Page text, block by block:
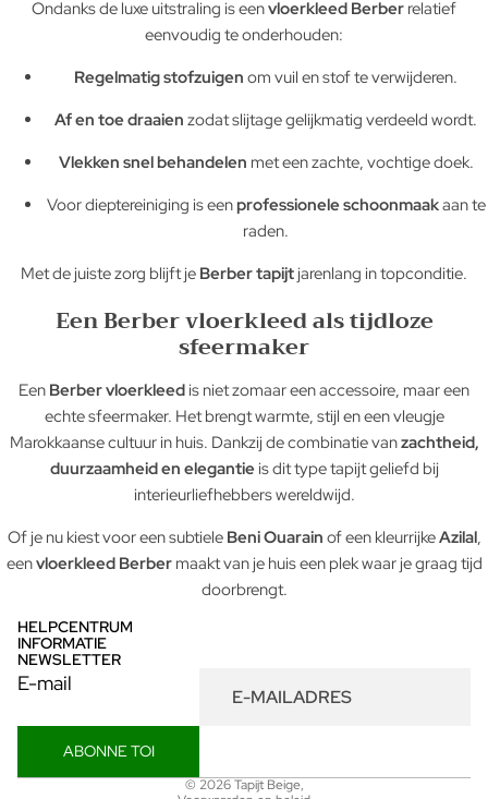
Ondanks de luxe uitstraling is eenvloerkleed Berber relatief
eenvoudig te onderhouden:
Regelmatig stofzuigen om vuil en stof te verwijderen.
Af en toe draaien zodat slijtage gelijkmatig verdeeld wordt.
Vlekken snel behandelen met een zachte, vochtige doek.
Voor dieptereiniging is eenprofessionele schoonmaakaan te
raden.
Met de juiste zorg blijft je Berber tapijtjarenlang in topconditie.
Een Berber vloerkleed als tijdloze
sfeermaker
Een Berber vloerkleedis niet zomaar een accessoire, maar een
echte sfeermaker. Het brengt warmte, stijl en een vleugje
Marokkaanse cultuur in huis. Dankzij de combinatie vanzachtheid,
duurzaamheid en elegantieis dit type tapijt geliefd bij
interieurliefhebbers wereldwijd.
Of je nu kiest voor een subtiele Beni Ouarain of een kleurrijkeAzilal,
eenvloerkleed Berbermaakt van je huis een plek waar je graag tijd
doorbrengt.
HELPCENTRUM
INFORMATIE
NEWSLETTER
E-mail
ABONNE TOI
© 2026Tapijt Beige,
Privacybeleid